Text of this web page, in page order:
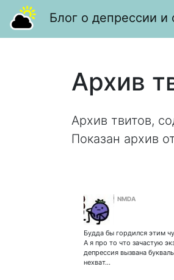
Блог о депрессии и
Архив
Архив твитов,
Показан архив
NMDA
Будда бы гордился этим
А я про то что зачастую
депрессия вызвана
нехват…